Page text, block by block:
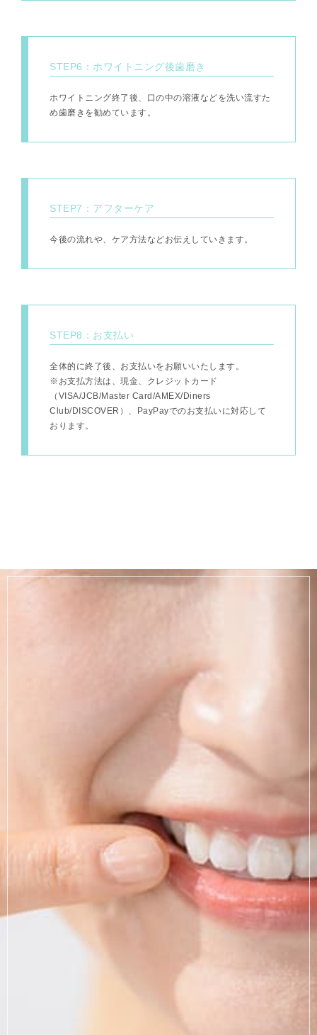
STEP6：ホワイトニング後歯磨き
ホワイトニング終了後、口の中の溶液などを洗い流すた
め歯磨きを勧めています。
STEP7：アフターケア
今後の流れや、ケア方法などお伝えしていきます。
STEP8：お支払い
全体的に終了後、お支払いをお願いいたします。
※お支払方法は、現金、クレジットカード
（VISA/JCB/Master Card/AMEX/Diners
Club/DISCOVER）、PayPayでのお支払いに対応して
おります。